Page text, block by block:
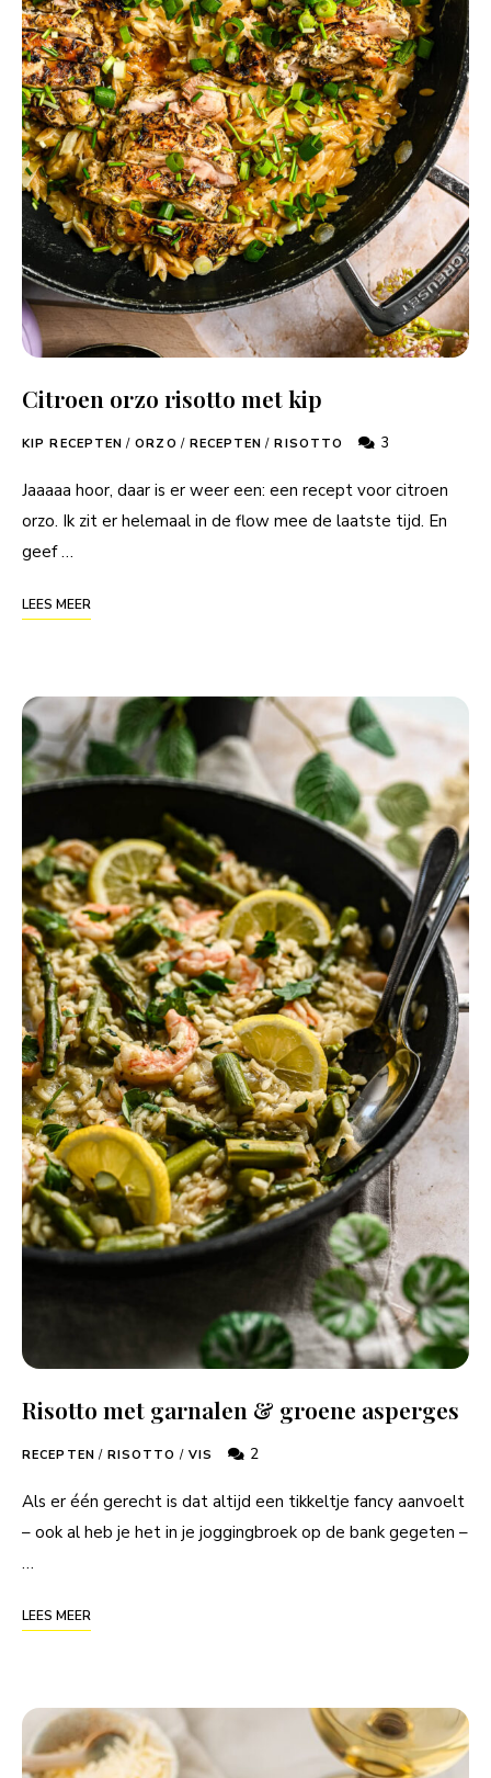
Citroen orzo risotto met kip
KIP RECEPTEN / ORZO / RECEPTEN / RISOTTO 3
Jaaaaa hoor, daar is er weer een: een recept voor citroen
orzo. Ik zit er helemaal in de flow mee de laatste tijd. En
geef …
LEES MEER
Risotto met garnalen & groene asperges
RECEPTEN / RISOTTO / VIS 2
Als er één gerecht is dat altijd een tikkeltje fancy aanvoelt
– ook al heb je het in je joggingbroek op de bank gegeten –
…
LEES MEER